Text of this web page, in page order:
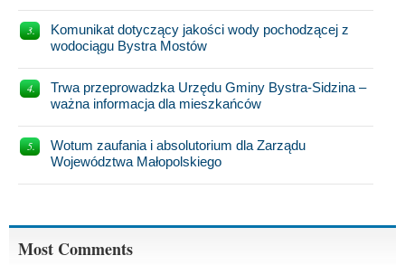
Komunikat dotyczący jakości wody pochodzącej z
wodociągu Bystra Mostów
Trwa przeprowadzka Urzędu Gminy Bystra-Sidzina –
ważna informacja dla mieszkańców
Wotum zaufania i absolutorium dla Zarządu
Województwa Małopolskiego
Most Comments